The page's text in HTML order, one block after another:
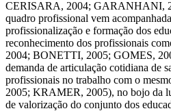
CERISARA, 2004; GARANHANI,
quadro profissional vem
profissionalização e formação dos
reconhecimento dos profissionais
2004; BONETTI, 2005; GOMES,
demanda de articulação cotidiana de
profissionais no trabalho com o
2005; KRAMER, 2005), no bojo da
de valorização do conjunto dos